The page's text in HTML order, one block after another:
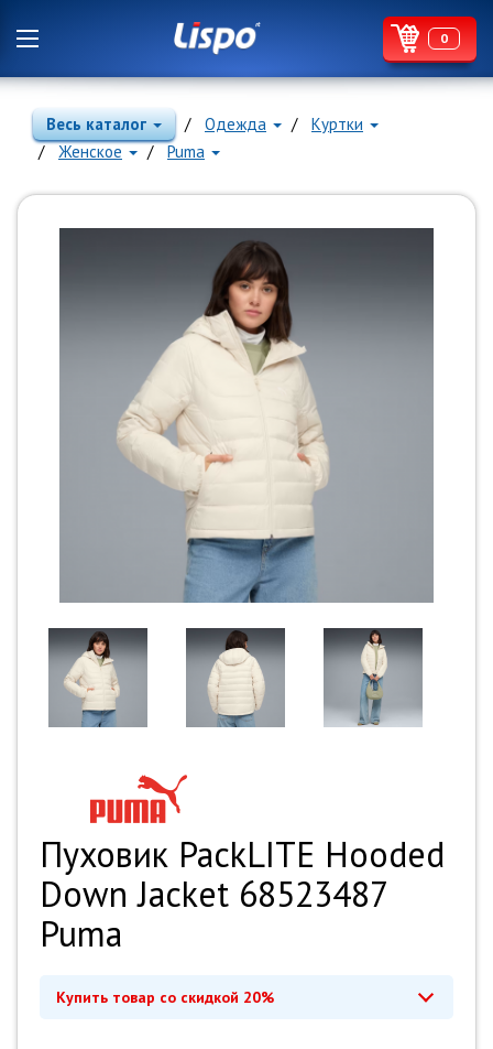
0
Весь каталог Одежда
Куртки
Женское
Puma
Пуховик PackLITE Hooded
Down Jacket 68523487
Puma
Купить товар со скидкой 20%